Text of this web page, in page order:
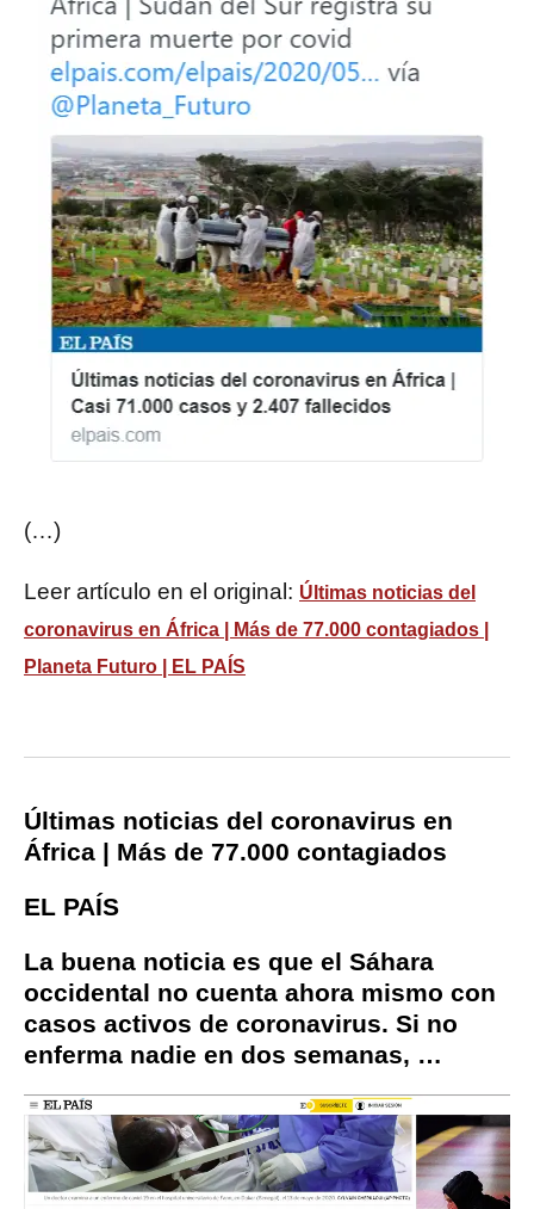
(…)
Leer artículo en el original: Últimas noticias del
coronavirus en África | Más de 77.000 contagiados |
Planeta Futuro | EL PAÍS
Últimas noticias del coronavirus en
África | Más de 77.000 contagiados
EL PAÍS
La buena noticia es que el Sáhara
occidental no cuenta ahora mismo con
casos activos de coronavirus. Si no
enferma nadie en dos semanas, …